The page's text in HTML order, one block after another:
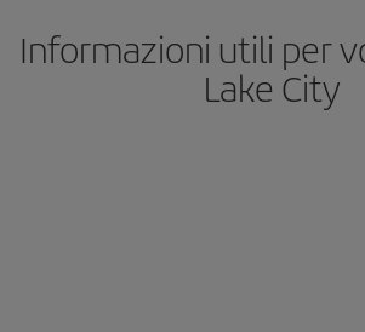
Informazioni utili per
Lake City